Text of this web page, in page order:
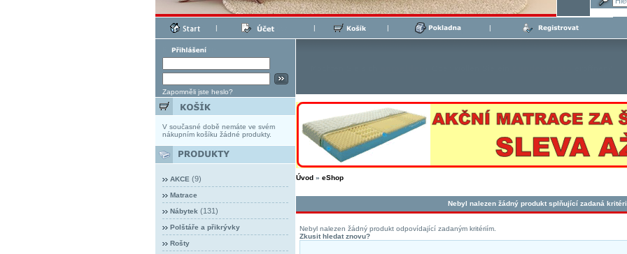
| | | |
Zapomněli jste heslo?
V současné době nemáte ve svém
nákupním košíku žádné produkty.
AKCE (9)
Matrace
Nábytek (131)
Polštáře a přikrývky
Rošty
Úvod» eShop
Nebyl nalezen žádný produkt splňující zadaná
Nebyl nalezen žádný produkt odpovídající zadaným kritériím.
Zkusit hledat znovu?